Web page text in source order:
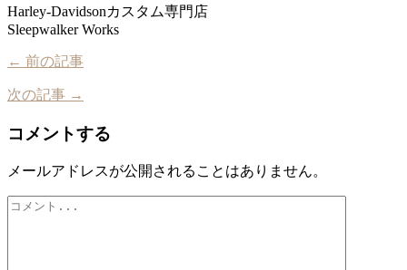
Harley-Davidsonカスタム専門店
Sleepwalker Works
← 前の記事
次の記事 →
コメントする
メールアドレスが公開されることはありません。